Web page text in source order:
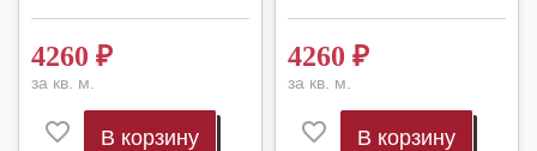
4260 ₽
за кв. м.
В корзину
4260 ₽
за кв. м.
В корзину